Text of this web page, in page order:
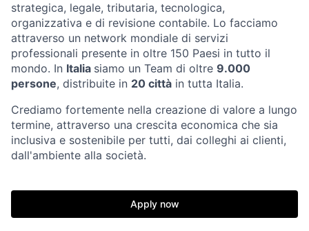
strategica, legale, tributaria, tecnologica,
organizzativa e di revisione contabile. Lo facciamo
attraverso un network mondiale di servizi
professionali presente in oltre 150 Paesi in tutto il
mondo. In Italia siamo un Team di oltre 9.000
persone, distribuite in 20 città in tutta Italia.
Crediamo fortemente nella creazione di valore a lungo
termine, attraverso una crescita economica che sia
inclusiva e sostenibile per tutti, dai colleghi ai clienti,
dall'ambiente alla società.
Apply now